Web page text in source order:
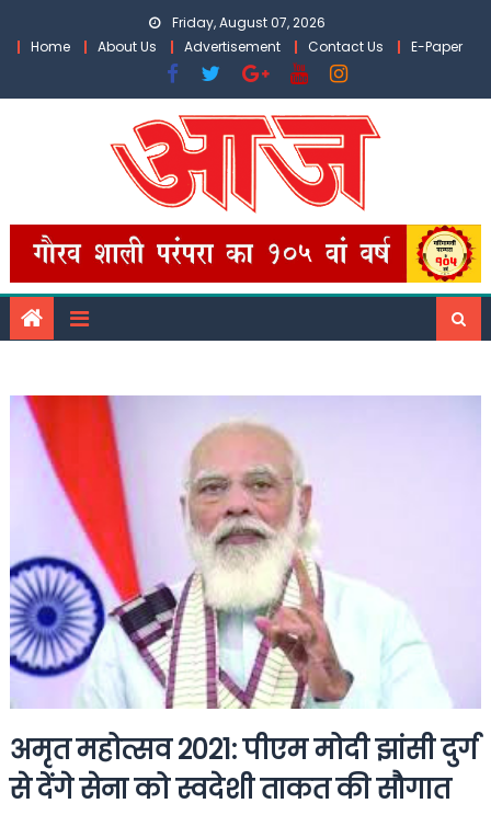
Friday, August 07, 2026
Home
About Us Advertisement Contact Us E-Paper
अमृत महोत्सव 2021: पीएम मोदी झांसी दुर्ग
से देंगे सेना को स्वदेशी ताकत की सौगात